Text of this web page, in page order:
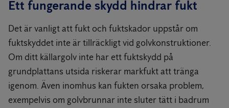
Ett fungerande skydd hindrar fukt
Det är vanligt att fukt och fuktskador uppstår om
fuktskyddet inte är tillräckligt vid golvkonstruktioner.
Om ditt källargolv inte har ett fuktskydd på
grundplattans utsida riskerar markfukt att tränga
igenom. Även inomhus kan fukten orsaka problem,
exempelvis om golvbrunnar inte sluter tätt i badrum